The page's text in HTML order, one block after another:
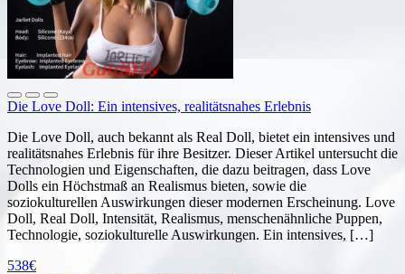
Die Love Doll: Ein intensives, realitätsnahes Erlebnis
Die Love Doll, auch bekannt als Real Doll, bietet ein intensives und
realitätsnahes Erlebnis für ihre Besitzer. Dieser Artikel untersucht die
Technologien und Eigenschaften, die dazu beitragen, dass Love
Dolls ein Höchstmaß an Realismus bieten, sowie die
soziokulturellen Auswirkungen dieser modernen Erscheinung. Love
Doll, Real Doll, Intensität, Realismus, menschenähnliche Puppen,
Technologie, soziokulturelle Auswirkungen. Ein intensives, […]
538€